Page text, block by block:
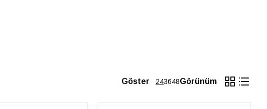
Göster 243648Görünüm